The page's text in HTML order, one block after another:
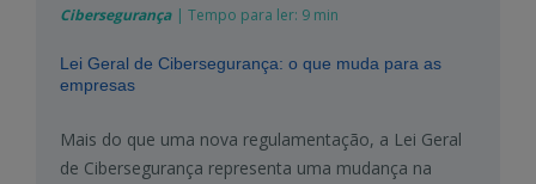
Cibersegurança | Tempo para ler: 9 min
Lei Geral de Cibersegurança: o que muda para as
empresas
Mais do que uma nova regulamentação, a Lei Geral
de Cibersegurança representa uma mudança na